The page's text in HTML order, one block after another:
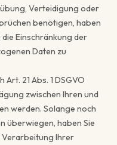
Verteidigung oder
benötigen, haben
Einschränkung der
Daten zu
21 Abs. 1 DSGVO
zwischen Ihren und
werden. Solange noch
überwiegen, haben Sie
Verarbeitung Ihrer